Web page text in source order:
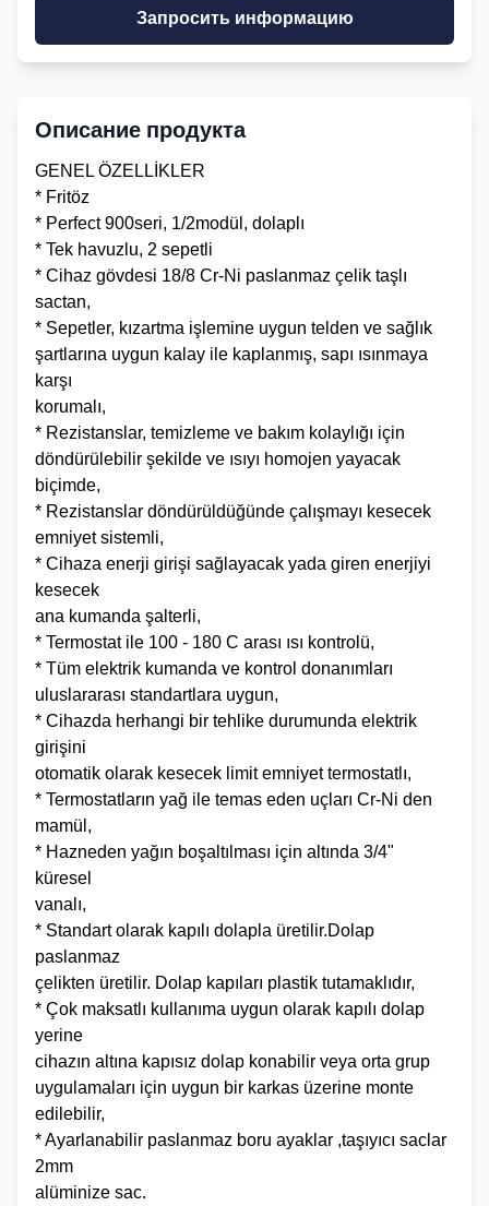
Запросить информацию
Описание продукта
GENEL ÖZELLİKLER
* Fritöz
* Perfect 900seri, 1/2modül, dolaplı
* Tek havuzlu, 2 sepetli
* Cihaz gövdesi 18/8 Cr-Ni paslanmaz çelik taşlı
sactan,
* Sepetler, kızartma işlemine uygun telden ve sağlık
şartlarına uygun kalay ile kaplanmış, sapı ısınmaya
karşı
korumalı,
* Rezistanslar, temizleme ve bakım kolaylığı için
döndürülebilir şekilde ve ısıyı homojen yayacak
biçimde,
* Rezistanslar döndürüldüğünde çalışmayı kesecek
emniyet sistemli,
* Cihaza enerji girişi sağlayacak yada giren enerjiyi
kesecek
ana kumanda şalterli,
* Termostat ile 100 - 180 C arası ısı kontrolü,
* Tüm elektrik kumanda ve kontrol donanımları
uluslararası standartlara uygun,
* Cihazda herhangi bir tehlike durumunda elektrik
girişini
otomatik olarak kesecek limit emniyet termostatlı,
* Termostatların yağ ile temas eden uçları Cr-Ni den
mamül,
* Hazneden yağın boşaltılması için altında 3/4"
küresel
vanalı,
* Standart olarak kapılı dolapla üretilir.Dolap
paslanmaz
çelikten üretilir. Dolap kapıları plastik tutamaklıdır,
* Çok maksatlı kullanıma uygun olarak kapılı dolap
yerine
cihazın altına kapısız dolap konabilir veya orta grup
uygulamaları için uygun bir karkas üzerine monte
edilebilir,
* Ayarlanabilir paslanmaz boru ayaklar ,taşıyıcı saclar
2mm
alüminize sac.